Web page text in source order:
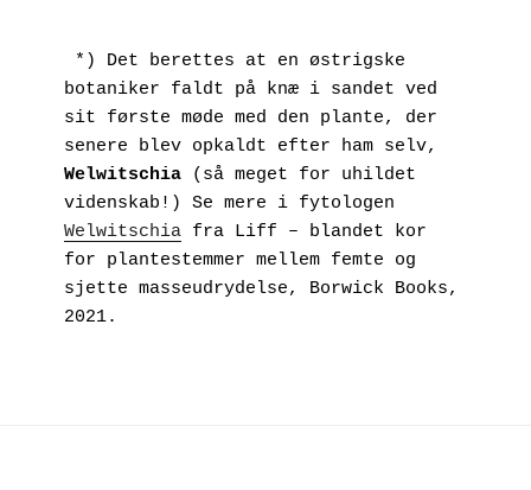
botaniker faldt på knæ i sandet ved
sit første møde med den plante, der
Welwitschia (så meget for uhildet
Welwitschia fra Liff – blandet kor
for plantestemmer mellem femte og
sjette masseudrydelse, Borwick Books,
2021.